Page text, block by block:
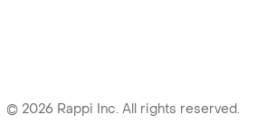
© 2026 Rappi Inc. All rights reserved.